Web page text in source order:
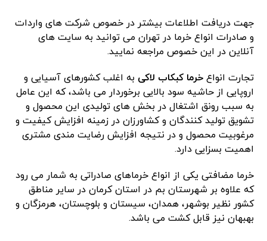
جهت دریافت اطلاعات بیشتر در خصوص شرکت های واردات
و صادرات انواع خرما در تهران می توانید به سایت های
آنلاین در این خصوص مراجعه نمایید.
تجارت انواعخرما کبکاب لاکی به اغلب کشورهای آسیایی و
اروپایی از حاشیه سود بالایی برخوردار می باشد، که این عامل
به سبب رونق اشتغال در بخش های تولیدی این محصول و
تشویق تولید کنندگان و کشاورزان در زمینه افزایش کیفیت و
مرغوبیت محصول و در نتیجه افزایش رضایت مندی مشتری
اهمیت بسزایی دارد.
خرما مضافتی یکی از انواع خرماهای صادراتی به شمار می رود
که علاوه بر شهرستان بم در استان کرمان در سایر مناطق
کشور نظیر بوشهر، همدان، سیستان و بلوچستان، هرمزگان و
بهبهان نیز قابل کشت می باشد.